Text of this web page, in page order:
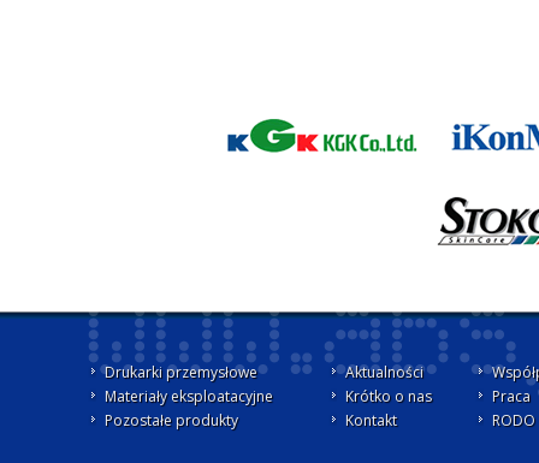
Drukarki przemysłowe
Materiały eksploatacyjne
Pozostałe produkty
Aktualności
Krótko o nas
Kontakt
Praca